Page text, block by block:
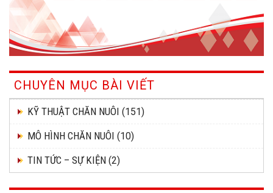
CHUYÊN MỤC BÀI VIẾT
KỸ THUẬT CHĂN NUÔI (151)
MÔ HÌNH CHĂN NUÔI (10)
TIN TỨC – SỰ KIỆN (2)